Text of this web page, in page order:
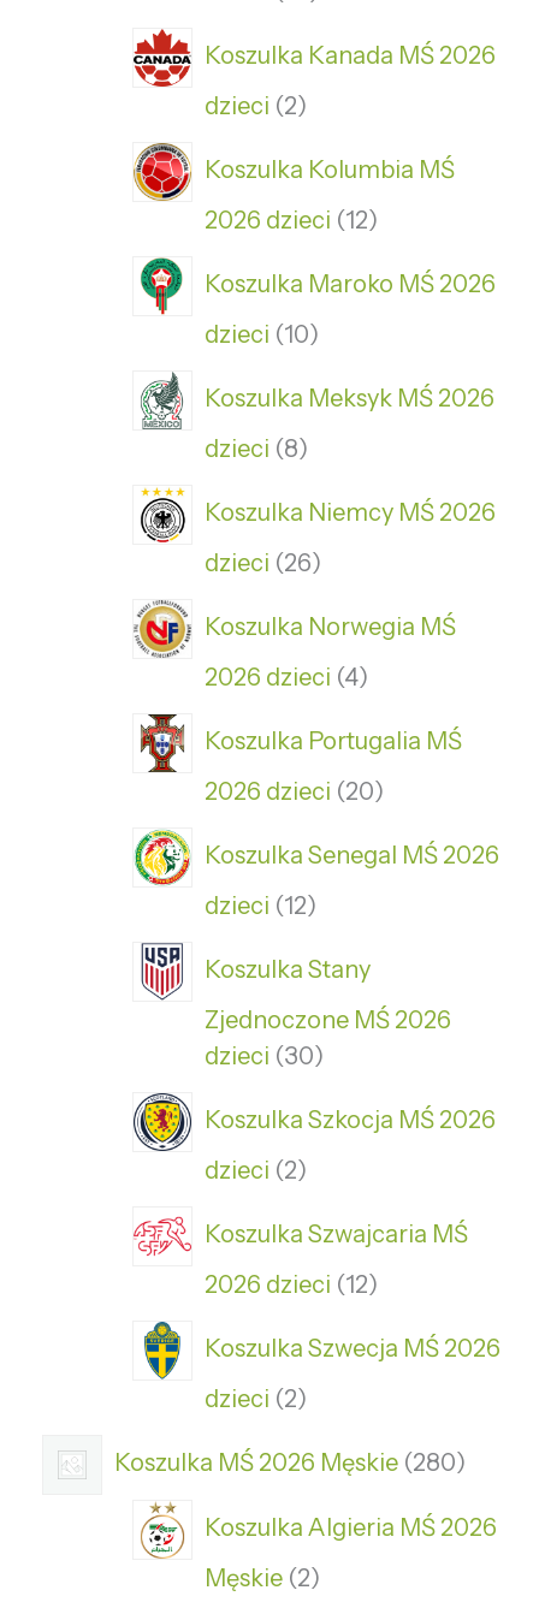
Koszulka Kanada MŚ 2026
dzieci 2
Koszulka Kolumbia MŚ
2026 dzieci 12
Koszulka Maroko MŚ 2026
dzieci 10
Koszulka Meksyk MŚ 2026
dzieci 8
Koszulka Niemcy MŚ 2026
dzieci 26
Koszulka Norwegia MŚ
2026 dzieci 4
Koszulka Portugalia MŚ
2026 dzieci 20
Koszulka Senegal MŚ 2026
dzieci 12
Koszulka Stany
Zjednoczone MŚ 2026
dzieci 30
Koszulka Szkocja MŚ 2026
dzieci 2
Koszulka Szwajcaria MŚ
2026 dzieci 12
Koszulka Szwecja MŚ 2026
dzieci 2
Koszulka MŚ 2026 Męskie 280
Koszulka Algieria MŚ 2026
Męskie 2